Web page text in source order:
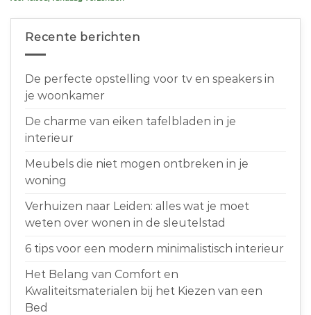
Recente berichten
De perfecte opstelling voor tv en speakers in
je woonkamer
De charme van eiken tafelbladen in je
interieur
Meubels die niet mogen ontbreken in je
woning
Verhuizen naar Leiden: alles wat je moet
weten over wonen in de sleutelstad
6 tips voor een modern minimalistisch interieur
Het Belang van Comfort en
Kwaliteitsmaterialen bij het Kiezen van een
Bed